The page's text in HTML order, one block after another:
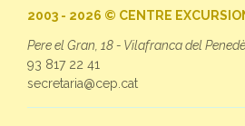
2003 - 2026 © CENTRE
Pere el Gran, 18 - Vilafranca del
93 817 22 41
secretaria@cep.cat